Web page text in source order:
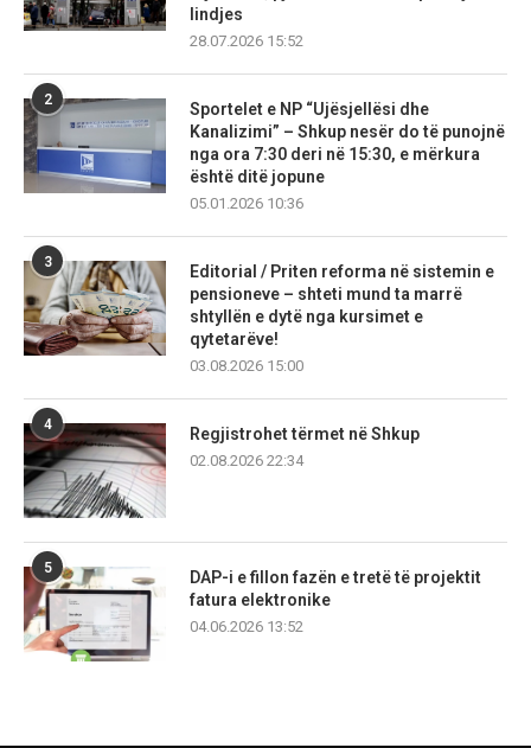
lindjes
28.07.2026 15:52
2
Sportelet e NP “Ujësjellësi dhe
Kanalizimi” – Shkup nesër do të punojnë
nga ora 7:30 deri në 15:30, e mërkura
është ditë jopune
05.01.2026 10:36
3
Editorial / Priten reforma në sistemin e
pensioneve – shteti mund ta marrë
shtyllën e dytë nga kursimet e
qytetarëve!
03.08.2026 15:00
4
Regjistrohet tërmet në Shkup
02.08.2026 22:34
5
DAP-i e fillon fazën e tretë të projektit
fatura elektronike
04.06.2026 13:52